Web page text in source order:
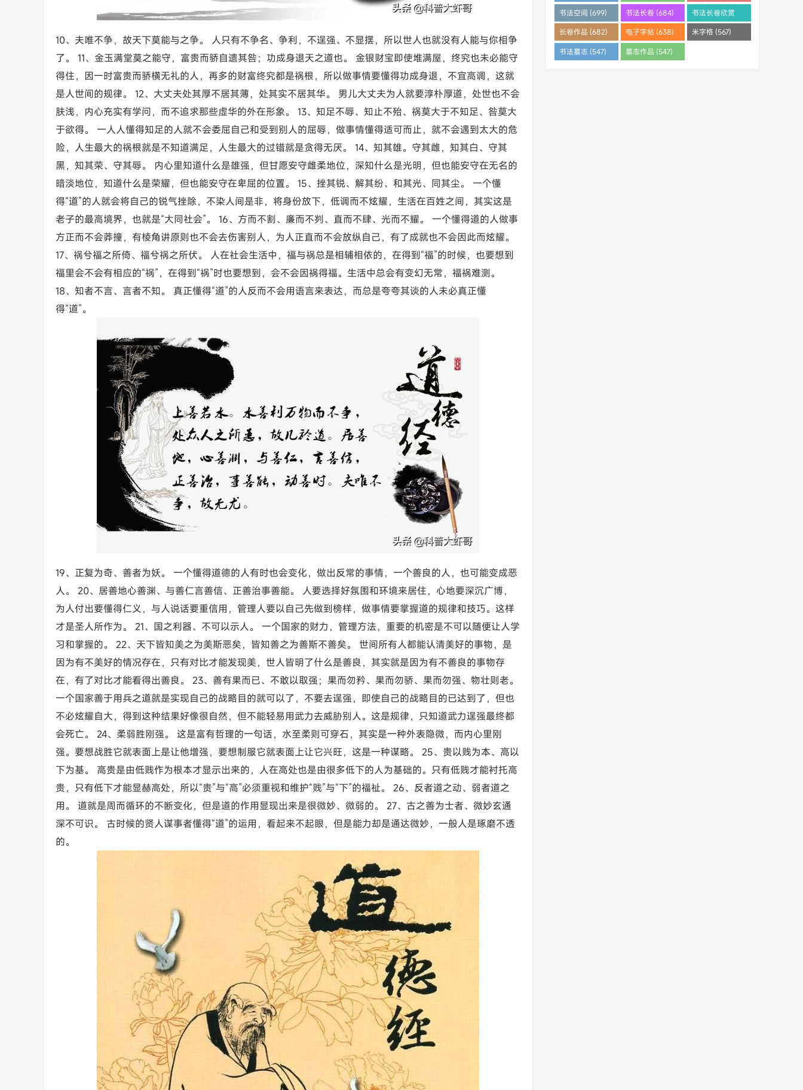
10、夫唯不争，故天下莫能与之争。 人只有不争名、争利，不逞强、不显摆，所以世人也就没有人能与你相争
了。 11、金玉满堂莫之能守，富贵而骄自遗其咎；功成身退天之道也。 金银财宝即使堆满屋，终究也未必能守
得住，因一时富贵而骄横无礼的人，再多的财富终究都是祸根，所以做事情要懂得功成身退，不宜高调，这就
是人世间的规律。 12、大丈夫处其厚不居其薄，处其实不居其华。 男儿大丈夫为人就要淳朴厚道，处世也不会
肤浅，内心充实有学问，而不追求那些虚华的外在形象。 13、知足不辱、知止不殆、祸莫大于不知足、咎莫大
于欲得。 一人人懂得知足的人就不会委屈自己和受到别人的屈辱，做事情懂得适可而止，就不会遇到太大的危
险，人生最大的祸根就是不知道满足，人生最大的过错就是贪得无厌。 14、知其雄。守其雌，知其白、守其
黑，知其荣、守其辱。 内心里知道什么是雄强，但甘愿安守雌柔地位，深知什么是光明，但也能安守在无名的
暗淡地位，知道什么是荣耀，但也能安守在卑屈的位置。 15、挫其锐、解其纷、和其光、同其尘。 一个懂
得“道”的人就会将自己的锐气挫除，不染人间是非，将身份放下，低调而不炫耀，生活在百姓之间，其实这是
老子的最高境界，也就是“大同社会”。 16、方而不割、廉而不刿、直而不肆、光而不耀。 一个懂得道的人做事
方正而不会莽撞，有棱角讲原则也不会去伤害别人，为人正直而不会放纵自己，有了成就也不会因此而炫耀。
17、祸兮福之所倚、福兮祸之所伏。 人在社会生活中，福与祸总是相辅相依的，在得到“福”的时候，也要想到
福里会不会有相应的“祸”，在得到“祸”时也要想到，会不会因祸得福。生活中总会有变幻无常，福祸难测。
18、知者不言、言者不知。 真正懂得“道”的人反而不会用语言来表达，而总是夸夸其谈的人未必真正懂
得“道”。
19、正复为奇、善者为妖。 一个懂得道德的人有时也会变化，做出反常的事情，一个善良的人，也可能变成恶
人。 20、居善地心善渊、与善仁言善信、正善治事善能。 人要选择好氛围和环境来居住，心地要深沉广博，
为人付出要懂得仁义，与人说话要重信用，管理人要以自己先做到榜样，做事情要掌握道的规律和技巧。这样
才是圣人所作为。 21、国之利器、不可以示人。 一个国家的财力，管理方法，重要的机密是不可以随便让人学
习和掌握的。 22、天下皆知美之为美斯恶矣，皆知善之为善斯不善矣。 世间所有人都能认清美好的事物，是
因为有不美好的情况存在，只有对比才能发现美，世人皆明了什么是善良，其实就是因为有不善良的事物存
在，有了对比才能看得出善良。 23、善有果而已、不敢以取强；果而勿矜、果而勿骄、果而勿强、物壮则老。
一个国家善于用兵之道就是实现自己的战略目的就可以了，不要去逞强，即使自己的战略目的已达到了，但也
不必炫耀自大，得到这种结果好像很自然，但不能轻易用武力去威胁别人。这是规律，只知道武力逞强最终都
会死亡。 24、柔弱胜刚强。 这是富有哲理的一句话，水至柔则可穿石，其实是一种外表隐微，而内心里刚
强。要想战胜它就表面上是让他增强，要想制服它就表面上让它兴旺，这是一种谋略。 25、贵以贱为本、高以
下为基。 高贵是由低贱作为根本才显示出来的，人在高处也是由很多低下的人为基础的。只有低贱才能衬托高
贵，只有低下才能显赫高处，所以“贵”与“高”必须重视和维护“贱”与“下”的福祉。 26、反者道之动、弱者道之
用。 道就是周而循环的不断变化，但是道的作用显现出来是很微妙、微弱的。 27、古之善为士者、微妙玄通
深不可识。 古时候的贤人谋事者懂得“道”的运用，看起来不起眼，但是能力却是通达微妙，一般人是琢磨不透
的。
(710)
书法空间 (699) 书法长卷 (684)
书法长卷欣赏
(682)
长卷作品 (682) 电子字帖 (638) 米字格 (567)
书法墓志 (547) 墓志作品 (547)